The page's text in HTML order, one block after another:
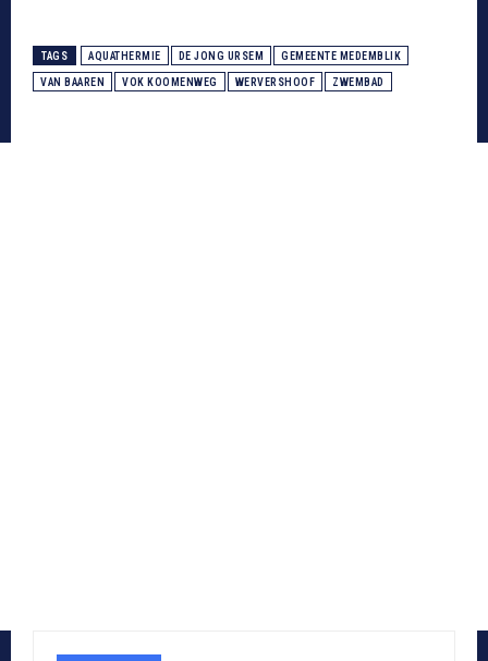
TAGS AQUATHERMIE DE JONG URSEM GEMEENTE MEDEMBLIK
VAN BAAREN VOK KOOMENWEG WERVERSHOOF ZWEMBAD